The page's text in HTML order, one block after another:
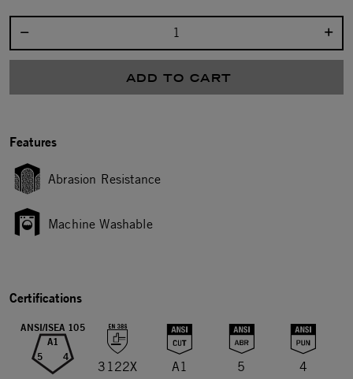
ADD TO CART
Features
Abrasion Resistance
Machine Washable
Certifications
ANSI/ISEA 105
A1
5 4
3122X A1 5 4